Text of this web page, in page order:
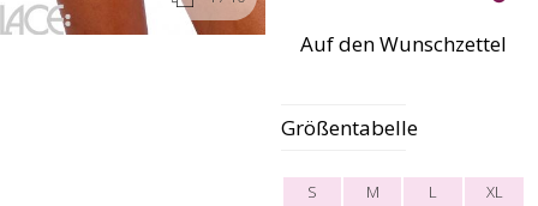
Auf den Wunschzettel
Größentabelle
S M L
XL